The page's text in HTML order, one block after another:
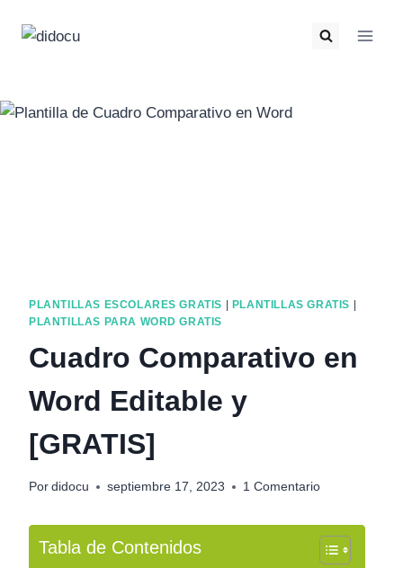
PLANTILLAS ESCOLARES GRATIS | PLANTILLAS GRATIS |
PLANTILLAS PARA WORD GRATIS
Cuadro Comparativo en
Word Editable y
[GRATIS]
Por didocu septiembre 17, 2023 1 Comentario
Tabla de Contenidos